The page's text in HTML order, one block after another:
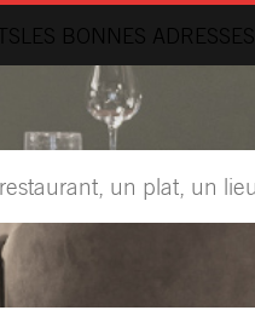
LES BONNES ADRESSES